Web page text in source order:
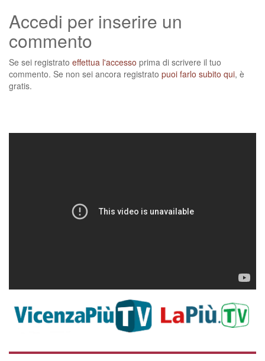
Accedi per inserire un
commento
Se sei registrato effettua l'accesso prima di scrivere il tuo
commento. Se non sei ancora registrato puoi farlo subito qui, è
gratis.